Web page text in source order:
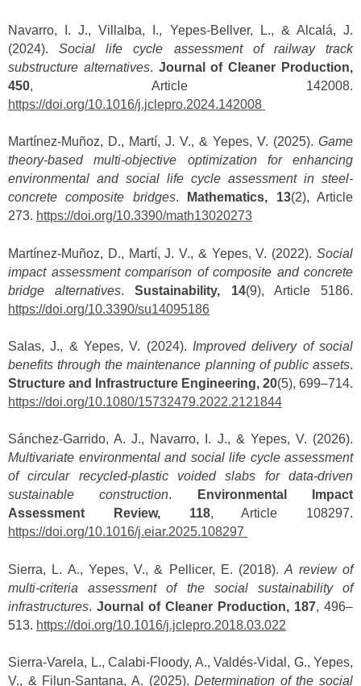
Navarro, I. J., Villalba, I., Yepes-Bellver, L., & Alcalá, J.
(2024).Social life cycle assessment of railway track
substructure alternatives. Journal of Cleaner Production,
450, Article 142008.
https://doi.org/10.1016/j.jclepro.2024.142008
Martínez-Muñoz, D., Martí, J. V., & Yepes, V. (2025). Game
theory-based multi-objective optimization for enhancing
environmental and social life cycle assessment in steel-
concrete composite bridges. Mathematics, 13(2), Article
273. https://doi.org/10.3390/math13020273
Martínez-Muñoz, D., Martí, J. V., & Yepes, V. (2022). Social
impact assessment comparison of composite and concrete
bridge alternatives.Sustainability, 14(9), Article 5186.
https://doi.org/10.3390/su14095186
Salas, J., & Yepes, V. (2024). Improved delivery of social
benefits through the maintenance planning of public assets.
Structure and Infrastructure Engineering, 20(5), 699–714.
https://doi.org/10.1080/15732479.2022.2121844
Sánchez-Garrido, A. J., Navarro, I. J., & Yepes, V. (2026).
Multivariate environmental and social life cycle assessment
of circular recycled-plastic voided slabs for data-driven
sustainable construction.
Environmental Impact
Assessment Review, 118, Article 108297.
https://doi.org/10.1016/j.eiar.2025.108297
Sierra, L. A., Yepes, V., & Pellicer, E. (2018).A review of
multi-criteria assessment of the social sustainability of
infrastructures. Journal of Cleaner Production, 187, 496–
513. https://doi.org/10.1016/j.jclepro.2018.03.022
Sierra-Varela, L., Calabi-Floody, A., Valdés-Vidal, G., Yepes,
V., & Filun-Santana, A. (2025).Determination of the social